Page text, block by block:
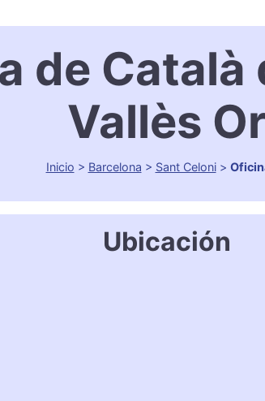
de Català
Vallès
Inicio > Barcelona > Sant Celoni>
Ubicación